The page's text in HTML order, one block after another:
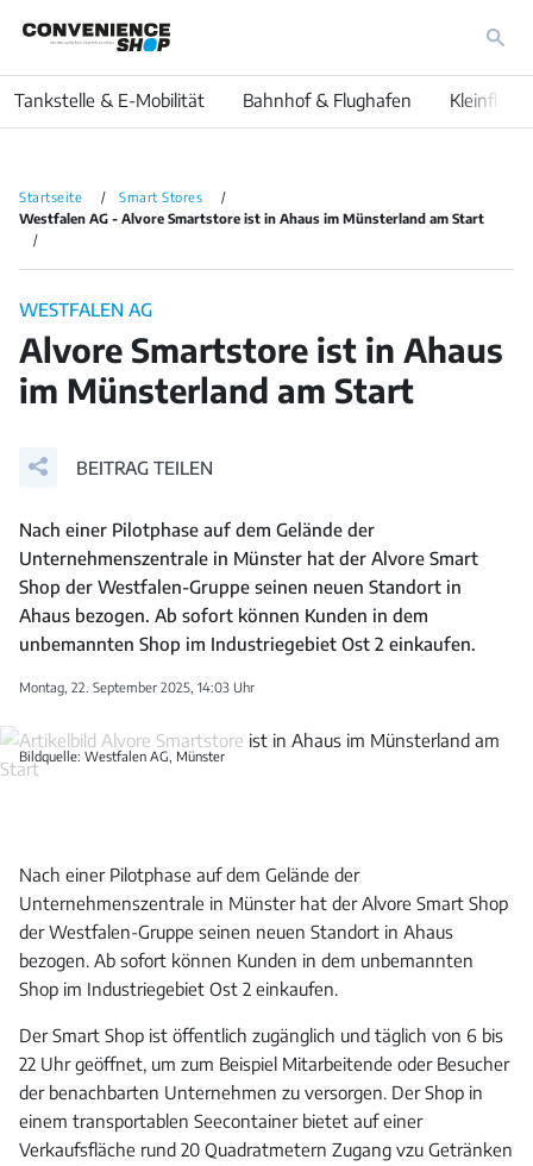
Tankstelle & E-Mobilität Bahnhof & Flughafen
Startseite
Smart Stores
Westfalen AG - Alvore Smartstore ist in Ahaus im Münsterland am Start
WESTFALEN AG
Alvore Smartstore ist in Ahaus
im Münsterland am Start
BEITRAG TEILEN
Nach einer Pilotphase auf dem Gelände der
Unternehmenszentrale in Münster hat der Alvore Smart
Shop der Westfalen-Gruppe seinen neuen Standort in
Ahaus bezogen. Ab sofort können Kunden in dem
unbemannten Shop im Industriegebiet Ost 2 einkaufen.
Montag, 22. September 2025, 14:03 Uhr
Bildquelle: Westfalen AG, Münster
Nach einer Pilotphase auf dem Gelände der
Unternehmenszentrale in Münster hat der Alvore Smart Shop
der Westfalen-Gruppe seinen neuen Standort in Ahaus
bezogen. Ab sofort können Kunden in dem unbemannten
Shop im Industriegebiet Ost 2 einkaufen.
Der Smart Shop ist öffentlich zugänglich und täglich von 6 bis
22 Uhr geöffnet, um zum Beispiel Mitarbeitende oder Besucher
der benachbarten Unternehmen zu versorgen. Der Shop in
einem transportablen Seecontainer bietet auf einer
Verkaufsfläche rund 20 Quadratmetern Zugang vzu Getränken